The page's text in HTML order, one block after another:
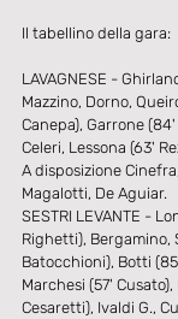
Il tabellino della gara:
LAVAGNESE -
Mazzino, Dorno,
Canepa), Garrone
Celeri, Lessona (63'
A disposizione
Magalotti, De Aguiar.
SESTRI LEVANTE -
Righetti), Bergamino,
Batocchioni), Botti
Marchesi (57'
Cesaretti), Ivaldi G.,